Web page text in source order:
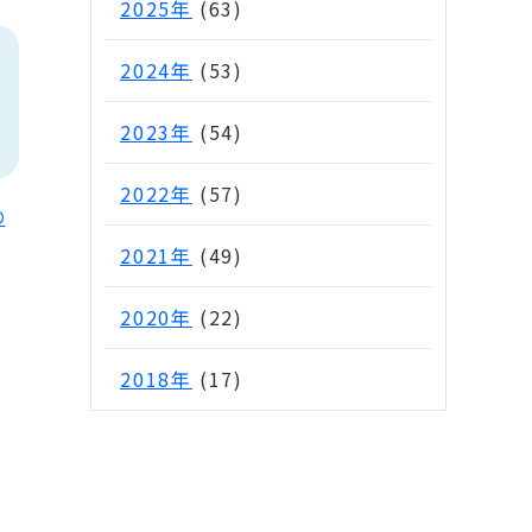
2025年 (63)
2024年 (53)
2023年 (54)
2022年 (57)
2021年 (49)
2020年 (22)
2018年 (17)